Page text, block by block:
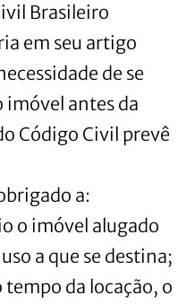
Brasileiro
em seu artigo
de se
imóvel antes da
Código Civil prevê
a:
o imóvel alugado
a que se destina;
da locação, o